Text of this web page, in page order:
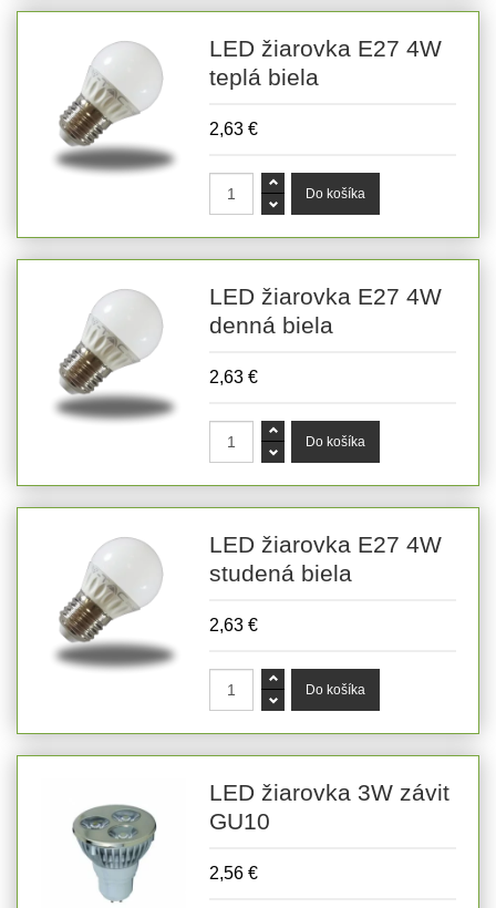
LED žiarovka E27 4W
teplá biela
2,63 €
LED žiarovka E27 4W
denná biela
2,63 €
LED žiarovka E27 4W
studená biela
2,63 €
LED žiarovka 3W závit
GU10
2,56 €